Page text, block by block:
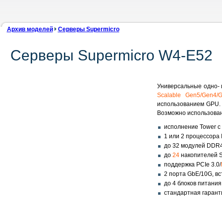
Архив моделей Серверы Supermicro
Серверы Supermicro W4-E52
Универсальные
Scalable Gen5/Gen4/
использованием
Возможно
исполнение Tower с
1 или 2
до 32 модулей
до 24 накопителей
поддержка PCIe 3.0/
2 порта GbE/10G,
до 4 блоков
стандартная